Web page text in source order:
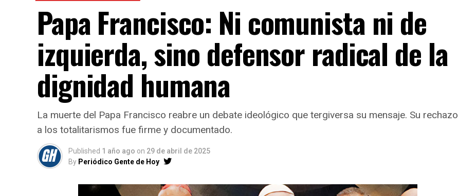
Papa Francisco: Ni comunista ni de
izquierda, sino defensor radical de la
dignidad humana
La muerte del Papa Francisco reabre un debate ideológico que tergiversa su mensaje. Su rechazo
a los totalitarismos fue firme y documentado.
Published 1 año ago on 29 de abril de 2025
By Periódico Gente de Hoy